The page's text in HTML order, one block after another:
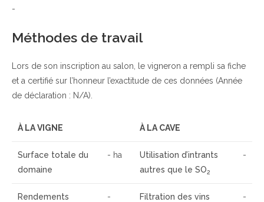
-
Méthodes de travail
Lors de son inscription au salon, le vigneron a rempli sa fiche
et a certifié sur l’honneur l’exactitude de ces données (Année
de déclaration : N/A).
À LA VIGNE À LA CAVE
Surface totale du
domaine
- ha
Utilisation d’intrants
autres que le SO2
-
Rendements
-
Filtration des vins -